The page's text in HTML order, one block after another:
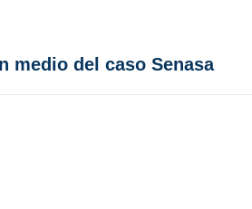
medio del caso Senasa